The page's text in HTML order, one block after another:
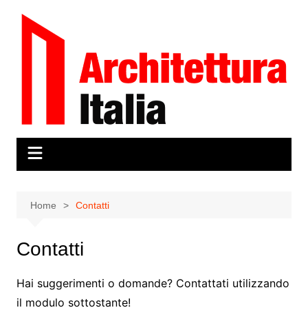
contenuto
Home Contatti
Contatti
Hai suggerimenti o domande? Contattati utilizzando
il modulo sottostante!